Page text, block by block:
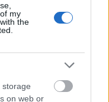
my
the
storage
on web or
A kérdés nem az, hogy
rájuk. Egy jó
a saját igazát ismételgeti.
mindkettőtök